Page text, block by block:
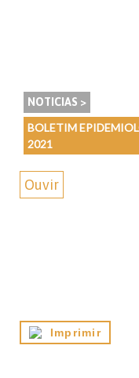
NOTICIAS >
BOLETIM
2021
Ouvir
Imprimir